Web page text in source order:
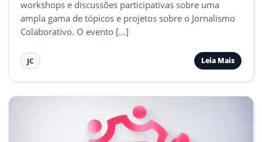
workshops e discussões participativas sobre uma
ampla gama de tópicos e projetos sobre o Jornalismo
Colaborativo. O evento […]
JC Leia Mais